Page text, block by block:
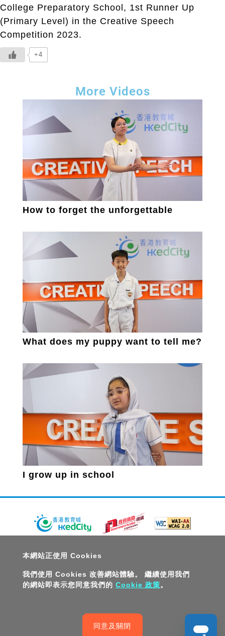
College Preparatory School, 1st Runner Up
(Primary Level) in the Creative Speech
Competition 2023.
+4
More Videos
How to forget the unforgettable
What does my puppy want to tell me?
I grow up in school
人才招募
聯絡我們
版權所有© 2026 香港教育城有限公司
私隱政策聲明 服務條款
版權及知識產權政策
本網站正使用 Cookies
我們使用 Cookies 改善網站體驗。 繼續使用我們
的網站即表示您同意我們的 Cookie 政策。
同意及關閉